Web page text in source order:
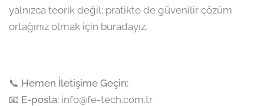
yalnızca teorik değil; pratikte de güvenilir çözüm
ortağınız olmak için buradayız.
📞 Hemen İletişime Geçin:
📧 E-posta: info@fe-tech.com.tr